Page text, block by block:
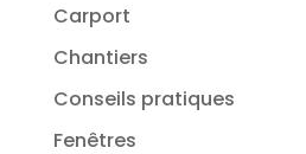
Carport
Chantiers
Conseils pratiques
Fenêtres